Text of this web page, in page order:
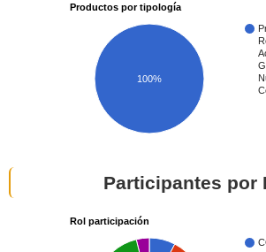
Productos por tipología
100%
Participantes por
Rol participación